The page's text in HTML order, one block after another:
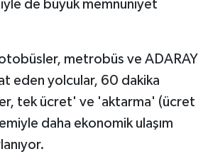
de büyük memnuniyet
metrobüs ve ADARAY
eden yolcular, 60 dakika
tek ücret' ve 'aktarma' (ücret
daha ekonomik ulaşım